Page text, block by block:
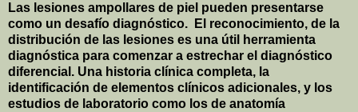
Las lesiones ampollares de piel pueden presentarse
como un desafío diagnóstico.
El reconocimiento, de la
distribución de las lesiones es una útil herramienta
diagnóstica para comenzar a estrechar el diagnóstico
diferencial. Una historia clínica completa, la
identificación de elementos clínicos adicionales, y los
estudios de laboratorio como los de anatomía